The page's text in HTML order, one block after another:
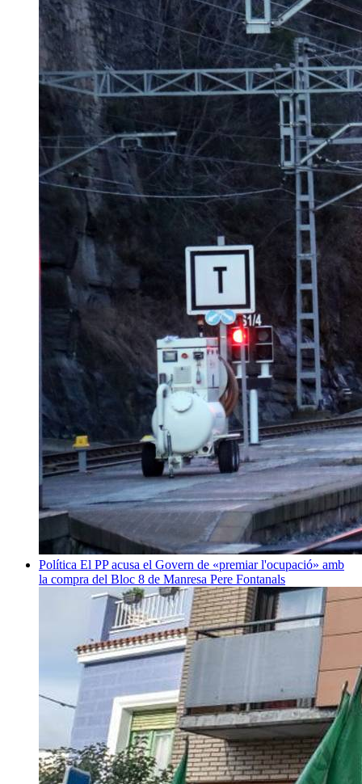
Política El PP acusa el Govern de «premiar l'ocupació» amb
la compra del Bloc 8 de Manresa Pere Fontanals